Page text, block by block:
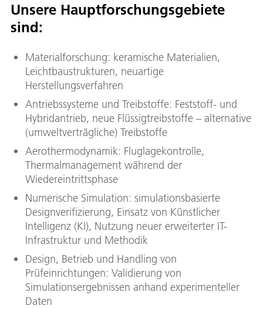
Unsere Hauptforschungsgebiete
sind:
Materialforschung: keramische Materialien,
Leichtbaustrukturen, neuartige
Herstellungsverfahren
Antriebssysteme und Treibstoffe: Feststoff- und
Hybridantrieb, neue Flüssigtreibstoffe – alternative
(umweltverträgliche) Treibstoffe
Aerothermodynamik: Fluglagekontrolle,
Thermalmanagement während der
Wiedereintrittsphase
Numerische Simulation: simulationsbasierte
Designverifizierung, Einsatz von Künstlicher
Intelligenz (KI), Nutzung neuer erweiterter IT-
Infrastruktur und Methodik
Design, Betrieb und Handling von
Prüfeinrichtungen: Validierung von
Simulationsergebnissen anhand experimenteller
Daten